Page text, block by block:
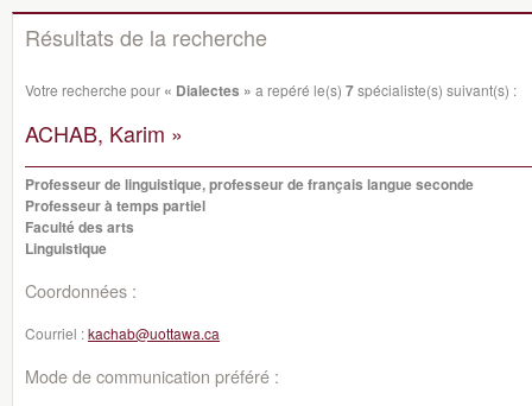
Résultats de la recherche
Votre recherche pour « Dialectes » a repéré le(s) 7spécialiste(s) suivant(s) :
ACHAB, Karim »
Professeur de linguistique, professeur de français langue seconde
Professeur à temps partiel
Faculté des arts
Linguistique
Coordonnées :
Courriel :kachab@uottawa.ca
Mode de communication préféré :